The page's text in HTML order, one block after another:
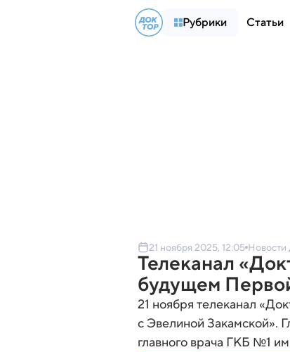
Рубрики Статьи
21 ноября 2025, 12:05 Новости
Телеканал
будущем
21 ноября телеканал
с Эвелиной Закамской».
главного врача ГКБ №1